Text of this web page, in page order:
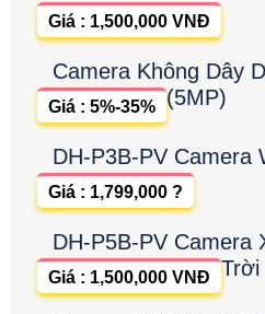
Giá : 1,500,000 VNĐ
Camera Không Dây
(5MP)
Giá : 5%-35%
DH-P3B-PV Camera
Giá : 1,799,000 ?
DH-P5B-PV Camera
Trời
Giá : 1,500,000 VNĐ